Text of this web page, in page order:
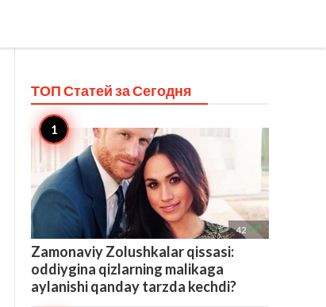
ТОП Статей заСегодня
42 
Zamonaviy Zolushkalar qissasi:
oddiygina qizlarning malikaga
aylanishi qanday tarzda kechdi?